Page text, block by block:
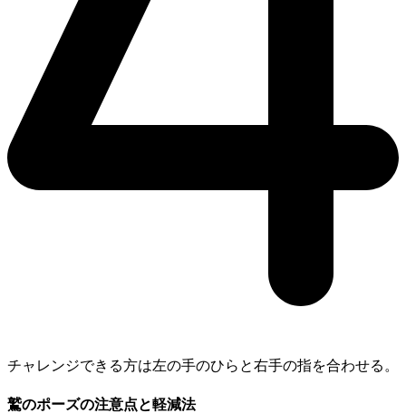
チャレンジできる方は左の手のひらと右手の指を合わせる。
鷲のポーズの注意点と軽減法